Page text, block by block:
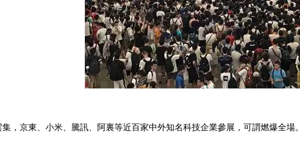
京東、小米、騰訊、阿裏等近百家中外知名科技企業參展，可謂燃爆全場。